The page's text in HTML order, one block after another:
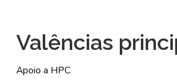
Valências
Apoio a HPC